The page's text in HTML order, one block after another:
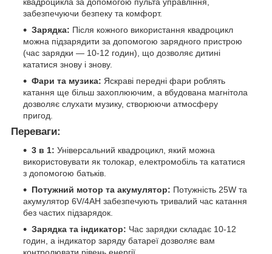
квадроцикла за допомогою пульта управління,
забезпечуючи безпеку та комфорт.
Зарядка: Після кожного використання квадроцикл
можна підзарядити за допомогою зарядного пристрою
(час зарядки — 10-12 годин), що дозволяє дитині
кататися знову і знову.
Фари та музика: Яскраві передні фари роблять
катання ще більш захоплюючим, а вбудована магнітола
дозволяє слухати музику, створюючи атмосферу
пригод.
Переваги:
3 в 1: Універсальний квадроцикл, який можна
використовувати як толокар, електромобіль та кататися
з допомогою батьків.
Потужний мотор та акумулятор: Потужність 25W та
акумулятор 6V/4AH забезпечують тривалий час катання
без частих підзарядок.
Зарядка та індикатор: Час зарядки складає 10-12
годин, а індикатор заряду батареї дозволяє вам